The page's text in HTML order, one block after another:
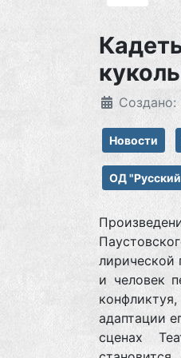
Создано:
Новости
ОД
лирической
и человек
адаптации
сценах